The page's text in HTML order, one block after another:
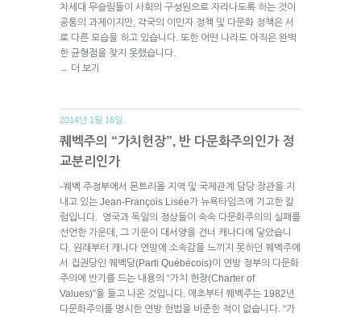
차세대 무슬림들이 사회의 구성원으로 자라나도록 하는 것이
공통의 과제이지만, 각국의 이민자 정책 및 다문화 정책은 서
로 다른 모습을 하고 있습니다. 또한 어떤 나라도 아직은 완벽
한 균형점을 찾지 못했습니다.
→ 더 보기
2014년 1월 16일.
퀘벡주의 “가치헌장”, 반 다문화주의인가 정
교분리인가
-퀘벡 주정부에서 몬트리올 지역 및 국제관계 담당 장관을 지
내고 있는 Jean-François Lisée가 뉴욕타임즈에 기고한 칼
럼입니다. 영국과 독일의 정상들이 속속 다문화주의의 실패를
선언한 가운데, 그 기운이 대서양을 건너 캐나다에 닿았습니
다. 원래부터 캐나다 연방에 소속감을 느끼지 못하던 퀘벡주에
서 집권당인 퀘벡당(Parti Québécois)이 연방 정부의 다문화
주의에 반기를 드는 내용의 “가치 헌장(Charter of
Values)”을 들고 나온 것입니다. 애초부터 퀘벡주는 1982년
다문화주의를 명시한 연방 헌법을 비준한 적이 없습니다. “가